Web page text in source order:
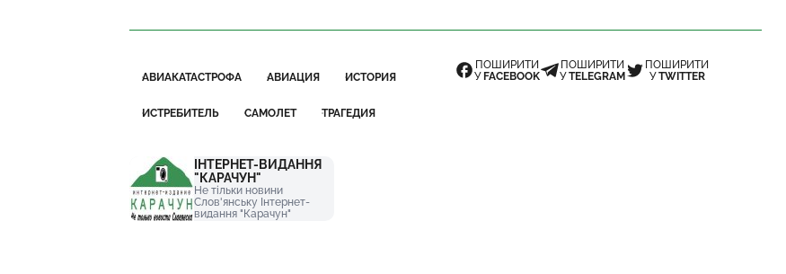
АВИАКАТАСТРОФА АВИАЦИЯ ИСТОРИЯ
ИСТРЕБИТЕЛЬ САМОЛЕТ ТРАГЕДИЯ
ПОШИРИТИ
У FACEBOOK
ПОШИРИТИ
УTELEGRAM
ПОШИРИТИ
УTWITTER
ІНТЕРНЕТ-ВИДАННЯ
"КАРАЧУН"
Не тільки новини
Слов'янську Інтернет-
видання "Карачун"